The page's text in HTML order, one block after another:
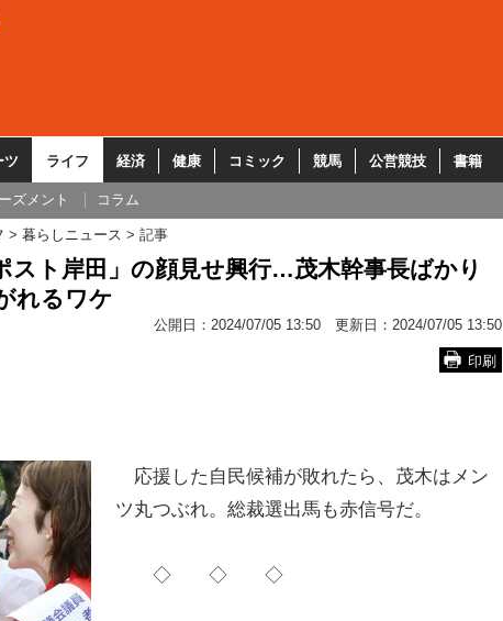
ツ ライフ 経済 健康 コミック 競馬 公営競技 書籍
ズメント コラム
暮らしニュース 記事
スト岸田」の顔見せ興行…茂木幹事長ばかり
れるワケ
公開日： 2024/07/05 13:50 更新日： 2024/07/05 13:50
印刷
応援した自民候補が敗れたら、茂木はメン
ツ丸つぶれ。総裁選出馬も赤信号だ。
◇ ◇ ◇